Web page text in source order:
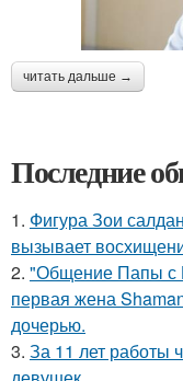
читать дальше →
Последние
1. Фигура Зои
вызывает
2. "Общение Папы с
первая жена
дочерью.
3. За 11 лет работы